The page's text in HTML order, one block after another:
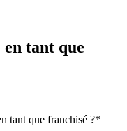
tant que
tant que franchisé ?*